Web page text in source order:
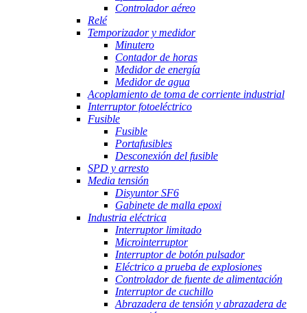
Controlador aéreo
Relé
Temporizador y medidor
Minutero
Contador de horas
Medidor de energía
Medidor de agua
Acoplamiento de toma de corriente industrial
Interruptor fotoeléctrico
Fusible
Fusible
Portafusibles
Desconexión del fusible
SPD y arresto
Media tensión
Disyuntor SF6
Gabinete de malla epoxi
Industria eléctrica
Interruptor limitado
Microinterruptor
Interruptor de botón pulsador
Eléctrico a prueba de explosiones
Controlador de fuente de alimentación
Interruptor de cuchillo
Abrazadera de tensión y abrazadera de